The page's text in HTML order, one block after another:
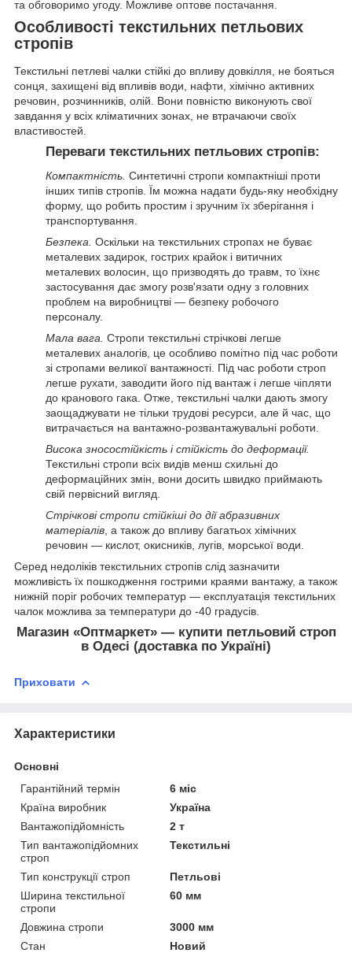
та обговоримо угоду. Можливе оптове постачання.
Особливості текстильних петльових
стропів
Текстильні петлеві чалки стійкі до впливу довкілля, не бояться
сонця, захищені від впливів води, нафти, хімічно активних
речовин, розчинників, олій. Вони повністю виконують свої
завдання у всіх кліматичних зонах, не втрачаючи своїх
властивостей.
Переваги текстильних петльових стропів:
Компактність. Синтетичні стропи компактніші проти
інших типів стропів. Їм можна надати будь-яку необхідну
форму, що робить простим і зручним їх зберігання і
транспортування.
Безпека. Оскільки на текстильних стропах не буває
металевих задирок, гострих крайок і витичних
металевих волосин, що призводять до травм, то їхнє
застосування дає змогу розв'язати одну з головних
проблем на виробництві — безпеку робочого
персоналу.
Мала вага. Стропи текстильні стрічкові легше
металевих аналогів, це особливо помітно під час роботи
зі стропами великої вантажності. Під час роботи строп
легше рухати, заводити його під вантаж і легше чіпляти
до кранового гака. Отже, текстильні чалки дають змогу
заощаджувати не тільки трудові ресурси, але й час, що
витрачається на вантажно-розвантажувальні роботи.
Висока зносостійкість і стійкість до деформації.
Текстильні стропи всіх видів менш схильні до
деформаційних змін, вони досить швидко приймають
свій первісний вигляд.
Стрічкові стропи стійкіші до дії абразивних
матеріалів , а також до впливу багатьох хімічних
речовин — кислот, окисників, лугів, морської води.
Серед недоліків текстильних стропів слід зазначити
можливість їх пошкодження гострими краями вантажу, а також
нижній поріг робочих температур — експлуатація текстильних
чалок можлива за температури до -40 градусів.
Магазин «Оптмаркет» — купити петльовий строп
в Одесі (доставка по Україні)
Приховати
Характеристики
Основні
Гарантійний термін
6 міс
Країна виробник
Україна
Вантажопідйомність
2 т
Тип вантажопідйомних
строп
Текстильні
Тип конструкції строп
Петльові
Ширина текстильної
стропи
60 мм
Довжина стропи
3000 мм
Стан
Новий